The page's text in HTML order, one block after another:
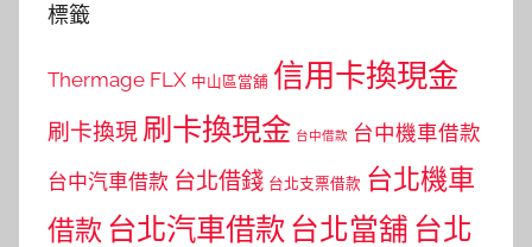
標籤
Thermage FLX 中山區當舖 信用卡換現金
刷卡換現 刷卡換現金 台中借款 台中機車借款
台中汽車借款 台北借錢 台北支票借款 台北機車
借款 台北汽車借款 台北當舖 台北